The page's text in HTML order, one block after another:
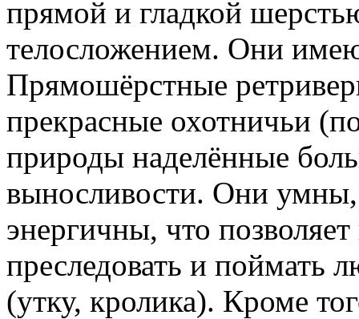
прямой и гладкой
телосложением. Они
Прямошёрстные
прекрасные охотничьи
природы наделённые
выносливости. Они
энергичны, что
преследовать и поймать
(утку, кролика). Кроме